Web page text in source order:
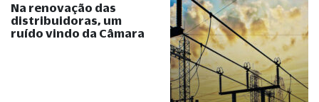
Na renovação das
distribuidoras, um
ruído vindo da Câmara